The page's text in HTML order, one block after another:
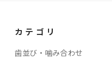
カテゴリ
歯並び・噛み合わせ